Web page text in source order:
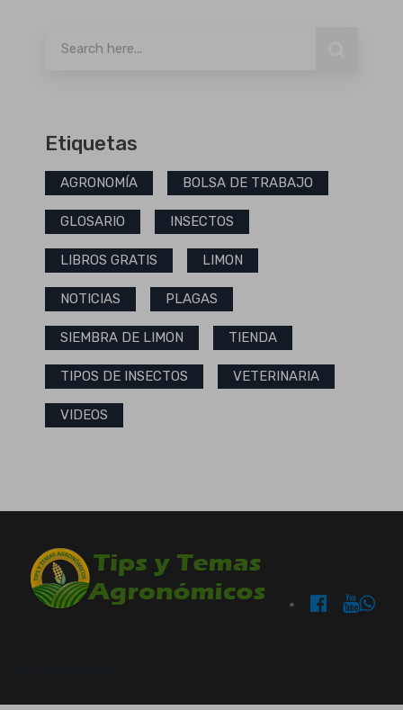
Etiquetas
AGRONOMÍA BOLSA DE TRABAJO
GLOSARIO INSECTOS
LIBROS GRATIS LIMON
NOTICIAS PLAGAS
SIEMBRA DE LIMON TIENDA
TIPOS DE INSECTOS VETERINARIA
VIDEOS